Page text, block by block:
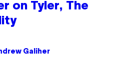
on Tyler, The
Galiher